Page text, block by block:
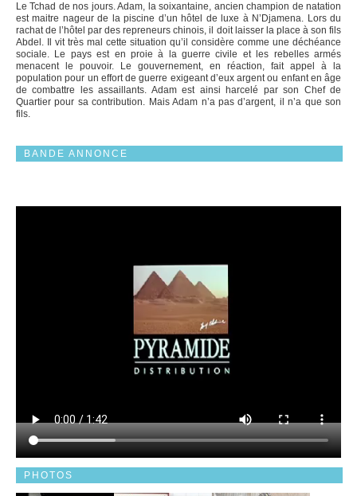
Le Tchad de nos jours. Adam, la soixantaine, ancien champion de natation
est maitre nageur de la piscine d’un hôtel de luxe à N’Djamena. Lors du
rachat de l’hôtel par des repreneurs chinois, il doit laisser la place à son fils
Abdel. Il vit très mal cette situation qu’il considère comme une déchéance
sociale. Le pays est en proie à la guerre civile et les rebelles armés
menacent le pouvoir. Le gouvernement, en réaction, fait appel à la
population pour un effort de guerre exigeant d’eux argent ou enfant en âge
de combattre les assaillants. Adam est ainsi harcelé par son Chef de
Quartier pour sa contribution. Mais Adam n’a pas d’argent, il n’a que son
fils.
BANDE ANNONCE
PHOTOS